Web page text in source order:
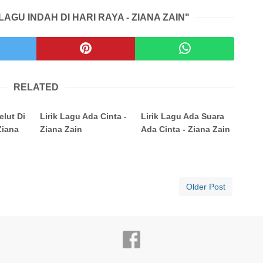
INDAH DI HARI RAYA - ZIANA ZAIN"
RELATED
Di
Lirik Lagu Ada Cinta -
Ziana Zain
Lirik Lagu Ada Suara
Ada Cinta - Ziana Zain
Older Post